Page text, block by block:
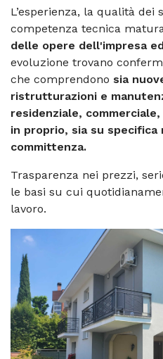
L’esperienza, la qualità dei
competenza tecnica
delle opere dell'impresa
evoluzione trovano
che comprendono sia
ristrutturazioni e
residenziale,
in proprio, sia su specifica
committenza.
Trasparenza nei prezzi,
le basi su cui
lavoro.